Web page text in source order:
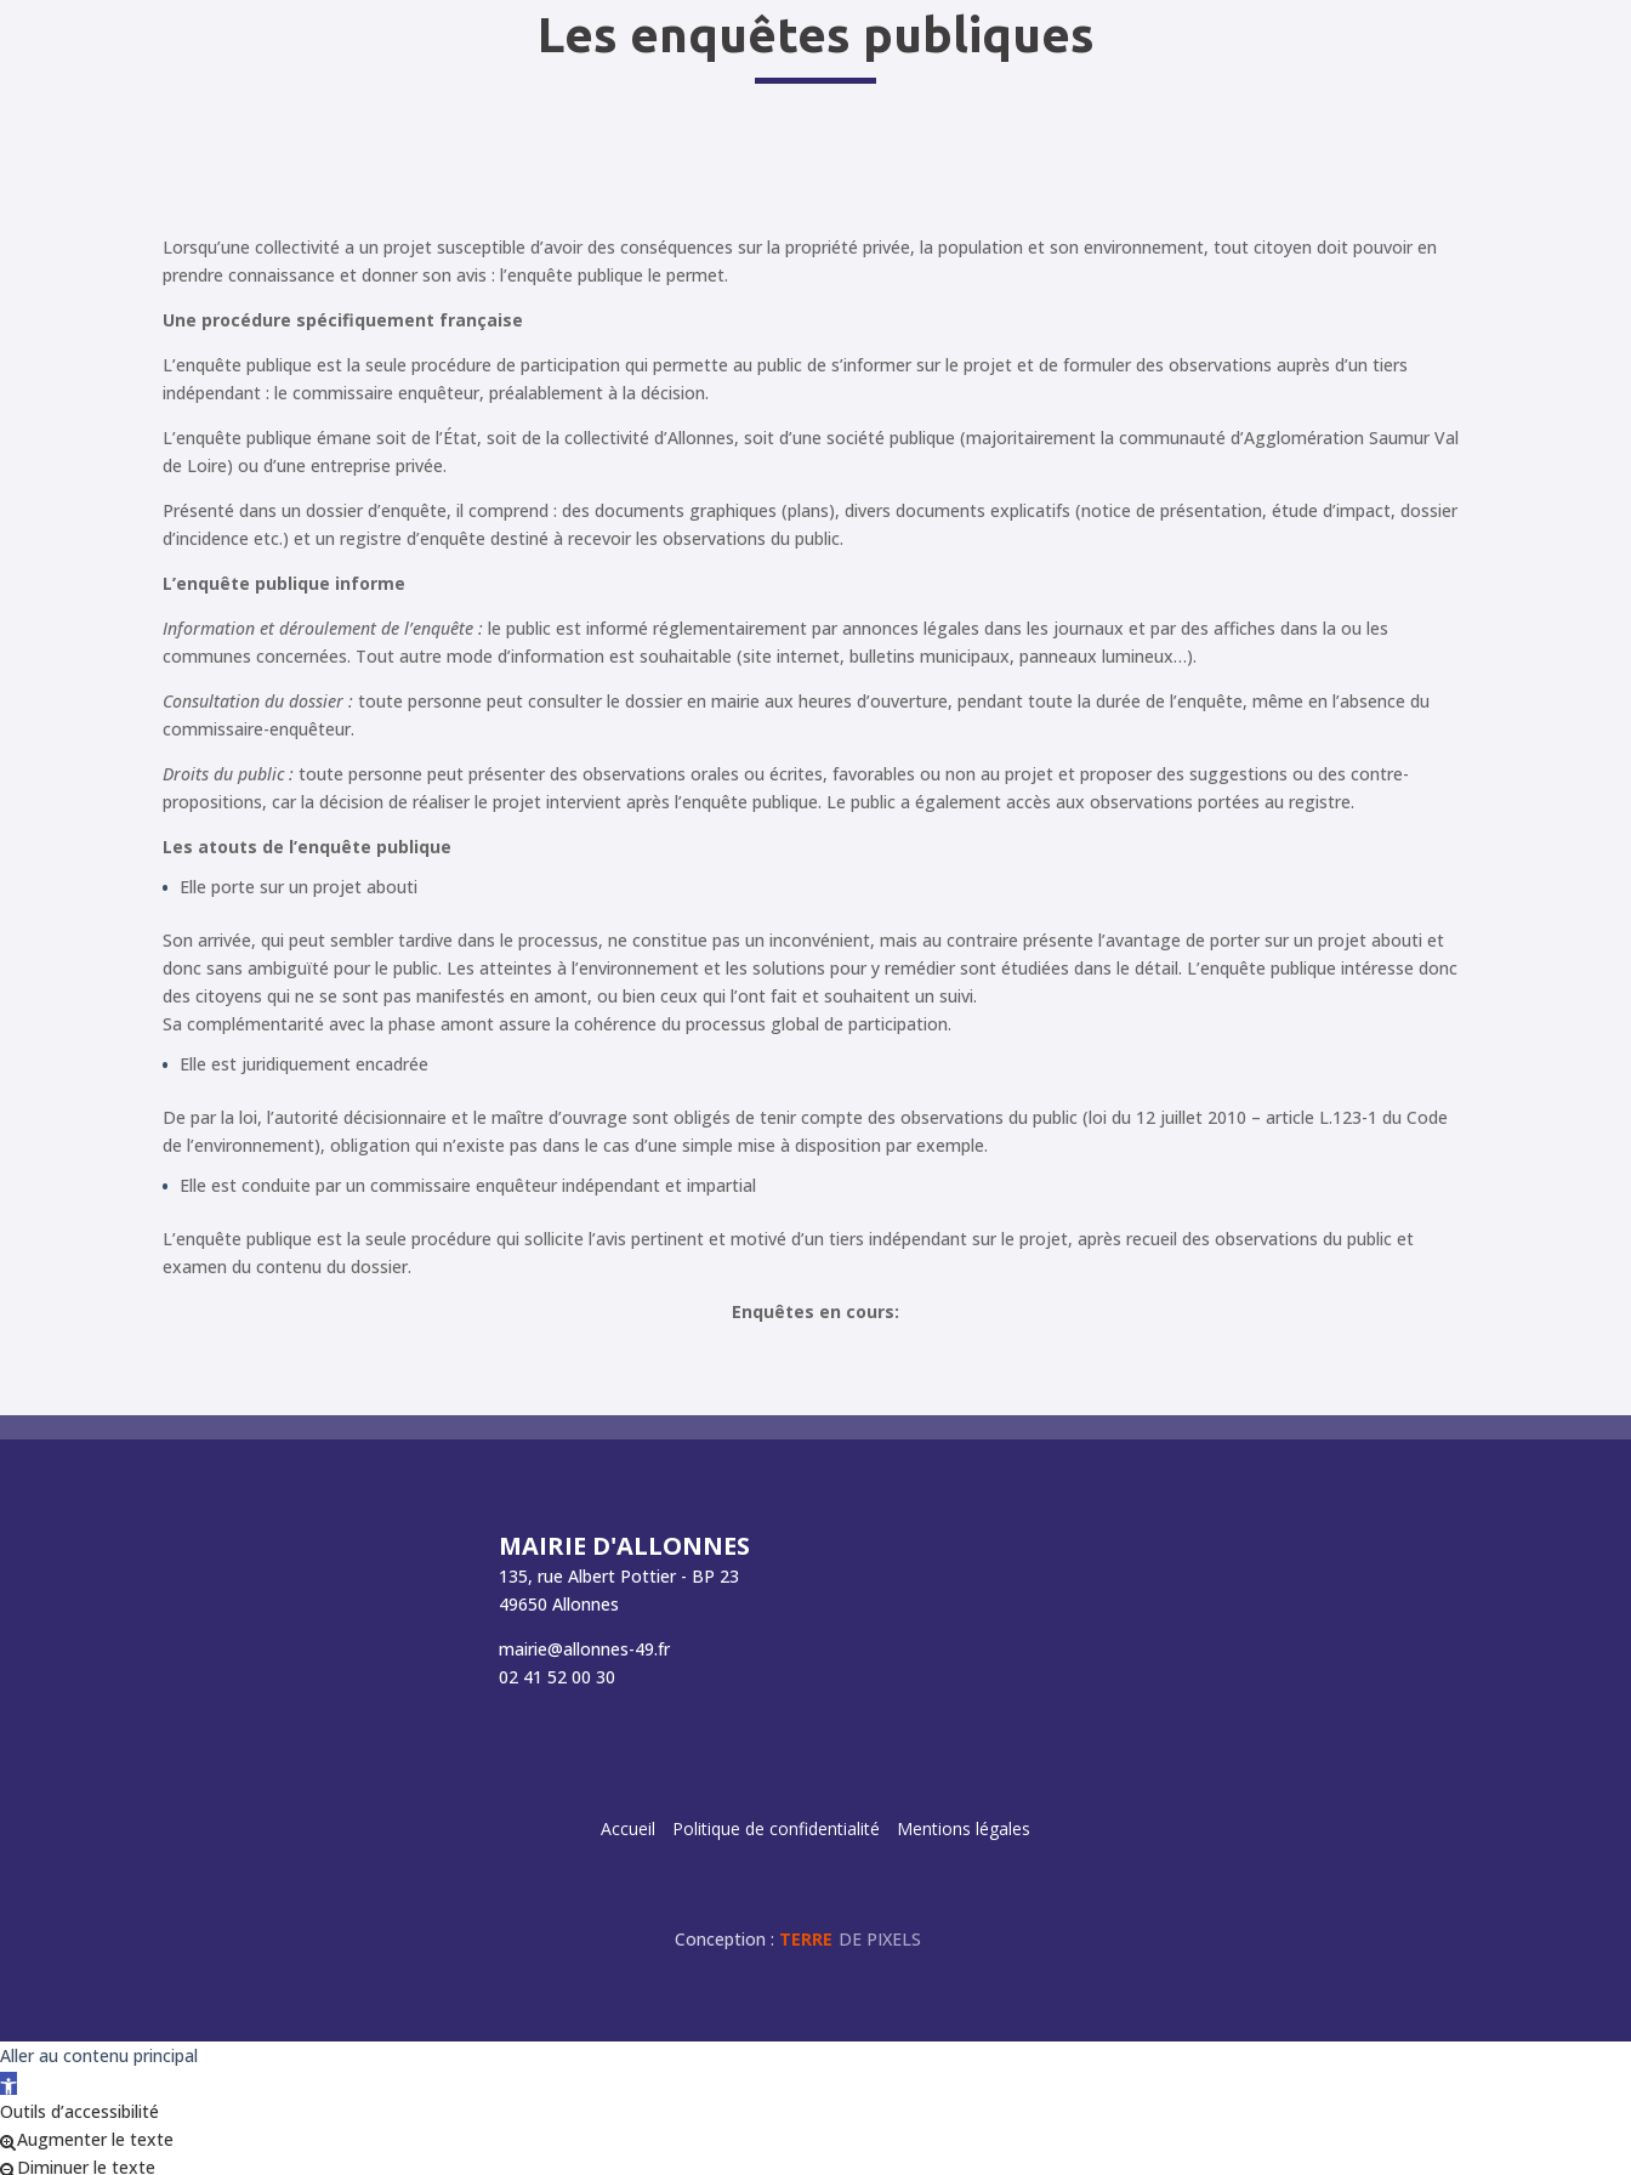
Les enquêtes publiques
Lorsqu’une collectivité a un projet susceptible d’avoir des conséquences sur la propriété privée, la population et son environnement, tout citoyen doit pouvoir en
prendre connaissance et donner son avis : l’enquête publique le permet.
Une procédure spécifiquement française
L’enquête publique est la seule procédure de participation qui permette au public de s’informer sur le projet et de formuler des observations auprès d’un tiers
indépendant : le commissaire enquêteur, préalablement à la décision.
L’enquête publique émane soit de l’État, soit de la collectivité d’Allonnes, soit d’une société publique (majoritairement la communauté d’Agglomération Saumur Val
de Loire) ou d’une entreprise privée.
Présenté dans un dossier d’enquête, il comprend : des documents graphiques (plans), divers documents explicatifs (notice de présentation, étude d’impact, dossier
d’incidence etc.) et un registre d’enquête destiné à recevoir les observations du public.
L’enquête publique informe
Information et déroulement de l’enquête : le public est informé réglementairement par annonces légales dans les journaux et par des affiches dans la ou les
communes concernées. Tout autre mode d’information est souhaitable (site internet, bulletins municipaux, panneaux lumineux…).
Consultation du dossier : toute personne peut consulter le dossier en mairie aux heures d’ouverture, pendant toute la durée de l’enquête, même en l’absence du
commissaire-enquêteur.
Droits du public : toute personne peut présenter des observations orales ou écrites, favorables ou non au projet et proposer des suggestions ou des contre-
propositions, car la décision de réaliser le projet intervient après l’enquête publique. Le public a également accès aux observations portées au registre.
Les atouts de l’enquête publique
Elle porte sur un projet abouti
Son arrivée, qui peut sembler tardive dans le processus, ne constitue pas un inconvénient, mais au contraire présente l’avantage de porter sur un projet abouti et
donc sans ambiguïté pour le public. Les atteintes à l’environnement et les solutions pour y remédier sont étudiées dans le détail. L’enquête publique intéresse donc
des citoyens qui ne se sont pas manifestés en amont, ou bien ceux qui l’ont fait et souhaitent un suivi.
Sa complémentarité avec la phase amont assure la cohérence du processus global de participation.
Elle est juridiquement encadrée
De par la loi, l’autorité décisionnaire et le maître d’ouvrage sont obligés de tenir compte des observations du public (loi du 12 juillet 2010 – article L.123-1 du Code
de l’environnement), obligation qui n’existe pas dans le cas d’une simple mise à disposition par exemple.
Elle est conduite par un commissaire enquêteur indépendant et impartial
L’enquête publique est la seule procédure qui sollicite l’avis pertinent et motivé d’un tiers indépendant sur le projet, après recueil des observations du public et
examen du contenu du dossier.
Enquêtes en cours:
MAIRIE D'ALLONNES
135, rue Albert Pottier - BP 23
49650 Allonnes
mairie@allonnes-49.fr
02 41 52 00 30
Accueil Politique de confidentialité Mentions légales
Conception : TERRE DE PIXELS
Aller au contenu principal
Ouvrir la barre d’outils
Outils d’accessibilité
Augmenter le texte
Diminuer le texte